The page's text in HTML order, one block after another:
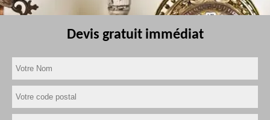
Devis gratuit immédiat